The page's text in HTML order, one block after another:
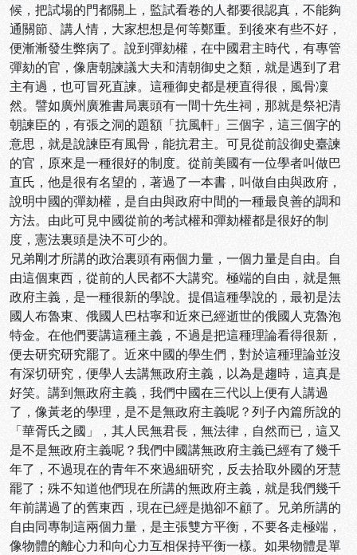
候，把試場的門都關上，監試看卷的人都要很認真，不能夠
通關節、講人情，大家想想是何等鄭重。到後來有些不好，
便漸漸發生弊病了。說到彈劾權，在中國君主時代，有專管
彈劾的官，像唐朝諫議大夫和清朝御史之類，就是遇到了君
主有過，也可冒死直諫。這種御史都是梗直得很，風骨凜
然。譬如廣州廣雅書局裏頭有一間十先生祠，那就是祭祀清
朝諫臣的，有張之洞的題額「抗風軒」三個字，這三個字的
意思，就是說諫臣有風骨，能抗君主。可見從前設御史臺諫
的官，原來是一種很好的制度。從前美國有一位學者叫做巴
直氏，他是很有名望的，著過了一本書，叫做自由與政府，
說明中國的彈劾權，是自由與政府中間的一種最良善的調和
方法。由此可見中國從前的考試權和彈劾權都是很好的制
度，憲法裏頭是決不可少的。
兄弟剛才所講的政治裏頭有兩個力量，一個力量是自由。自
由這個東西，從前的人民都不大講究。極端的自由，就是無
政府主義，是一種很新的學說。提倡這種學說的，最初是法
國人布魯東、俄國人巴枯寧和近來已經逝世的俄國人克魯泡
特金。在他們要講這種主義，不過是把這種理論看得很新，
便去研究研究罷了。近來中國的學生們，對於這種理論並沒
有深切研究，便學人去講無政府主義，以為是趨時，這真是
好笑。講到無政府主義，我們中國在三代以上便有人講過
了，像黃老的學理，是不是無政府主義呢？列子內篇所說的
「華胥氏之國」，其人民無君長，無法律，自然而已，這又
是不是無政府主義呢？我們中國講無政府主義已經有了幾千
年了，不過現在的青年不來過細研究，反去拾取外國的牙慧
罷了；殊不知道他們現在所講的無政府主義，就是我們幾千
年前講過了的舊東西，現在已經是抛卻不顧了。兄弟所講的
自由同專制這兩個力量，是主張雙方平衡，不要各走極端，
像物體的離心力和向心力互相保持平衡一樣。如果物體是單